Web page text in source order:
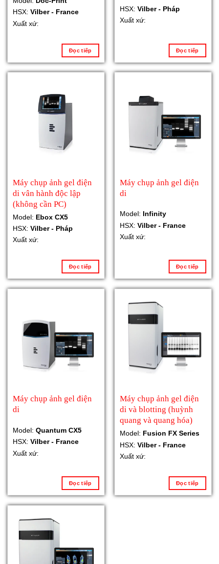
HSX: Vilber - France
Xuất xứ:
Đọc tiếp
HSX: Vilber - Pháp
Xuất xứ:
Đọc tiếp
Máy chụp ảnh gel điện
di vân hành độc lập
(không cần PC)
Model: Ebox CX5
HSX: Vilber - Pháp
Xuất xứ:
Đọc tiếp
Máy chụp ảnh gel điện
di
Model: Infinity
HSX: Vilber - France
Xuất xứ:
Đọc tiếp
Máy chụp ảnh gel điện
di
Model: Quantum CX5
HSX: Vilber - France
Xuất xứ:
Đọc tiếp
Máy chụp ảnh gel điện
di và blotting (huỳnh
quang và quang hóa)
Model: Fusion FX Series
HSX: Vilber - France
Xuất xứ:
Đọc tiếp